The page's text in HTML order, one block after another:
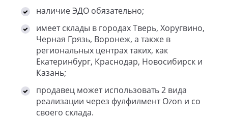
наличие ЭДО обязательно;
имеет склады в городах Тверь, Хоругвино,
Черная Грязь, Воронеж, а также в
региональных центрах таких, как
Екатеринбург, Краснодар, Новосибирск и
Казань;
продавец может использовать 2 вида
реализации через фулфилмент Ozon и со
своего склада.